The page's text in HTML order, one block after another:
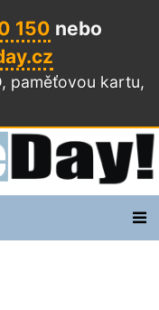
150 nebo
paměťovou kartu,